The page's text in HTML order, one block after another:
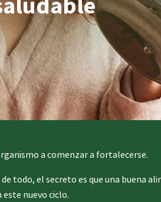
a comenzar a fortalecerse.
todo, el secreto es que una buena
nuevo ciclo.